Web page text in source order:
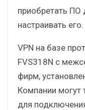
приобретать ПО
настраивать его.
VPN на базе
FVS318N с
фирм,
Компании могут
для